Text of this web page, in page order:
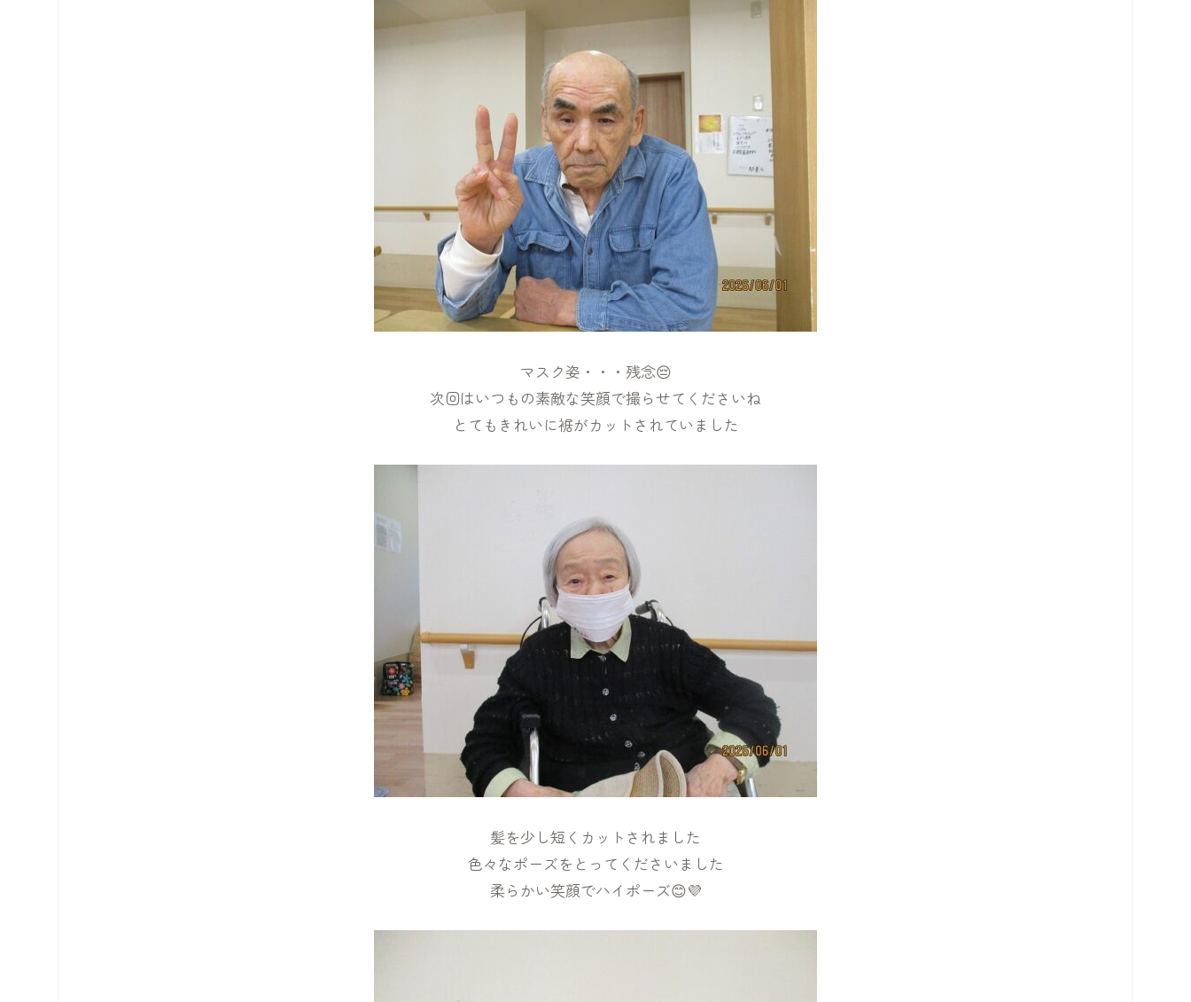
マスク姿・・・残念😔
次回はいつもの素敵な笑顔で撮らせてくださいね
とてもきれいに裾がカットされていました
髪を少し短くカットされました
色々なポーズをとってくださいました
柔らかい笑顔でハイポーズ😊💜